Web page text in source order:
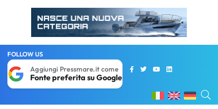
FOLLOW US
Aggiungi Pressmare.it come
Fonte preferita su Google